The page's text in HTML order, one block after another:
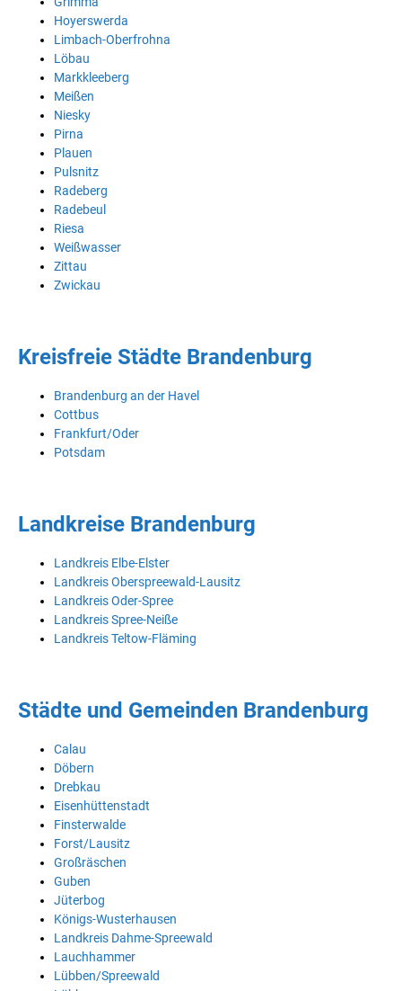
Hoyerswerda
Limbach-Oberfrohna
Löbau
Markkleeberg
Meißen
Niesky
Pirna
Plauen
Pulsnitz
Radeberg
Radebeul
Riesa
Weißwasser
Zittau
Zwickau
Kreisfreie Städte Brandenburg
Brandenburg an der Havel
Cottbus
Frankfurt/Oder
Potsdam
Landkreise Brandenburg
Landkreis Elbe-Elster
Landkreis Oberspreewald-Lausitz
Landkreis Oder-Spree
Landkreis Spree-Neiße
Landkreis Teltow-Fläming
Städte und Gemeinden Brandenburg
Calau
Döbern
Drebkau
Eisenhüttenstadt
Finsterwalde
Forst/Lausitz
Großräschen
Guben
Jüterbog
Königs-Wusterhausen
Landkreis Dahme-Spreewald
Lauchhammer
Lübben/Spreewald